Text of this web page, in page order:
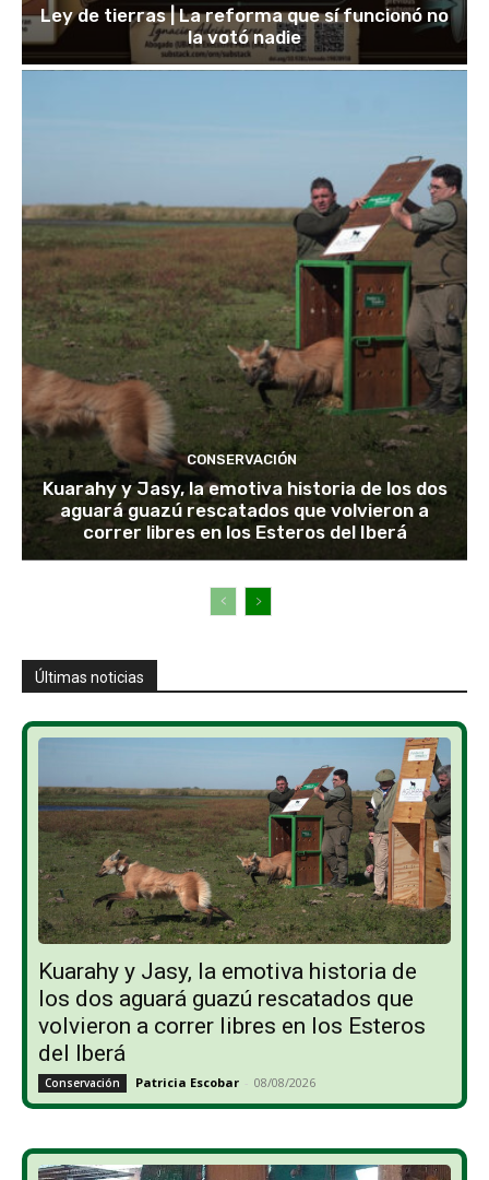
Ley de tierras | La reforma que sí funcionó no
la votó nadie
CONSERVACIÓN
Kuarahy y Jasy, la emotiva historia de los dos
aguará guazú rescatados que volvieron a
correr libres en los Esteros del Iberá
Últimas noticias
Kuarahy y Jasy, la emotiva historia de
los dos aguará guazú rescatados que
volvieron a correr libres en los Esteros
del Iberá
Conservación Patricia Escobar - 08/08/2026